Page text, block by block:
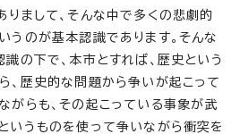
りまして、そんな中で多くの悲劇的
うのが基本認識であります。そんな
識の下で、本市とすれば、歴史という
、歴史的な問題から争いが起こって
がらも、その起こっている事象が武
いうものを使って争いながら衝突を